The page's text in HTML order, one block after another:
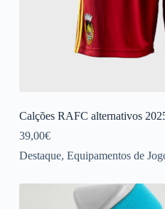
Calções RAFC alternativos
39,00€
Destaque, Equipamentos de